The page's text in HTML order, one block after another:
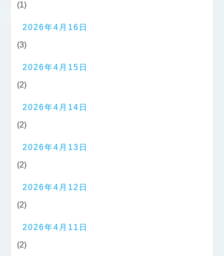
(1)
2026年4月16日
(3)
2026年4月15日
(2)
2026年4月14日
(2)
2026年4月13日
(2)
2026年4月12日
(2)
2026年4月11日
(2)